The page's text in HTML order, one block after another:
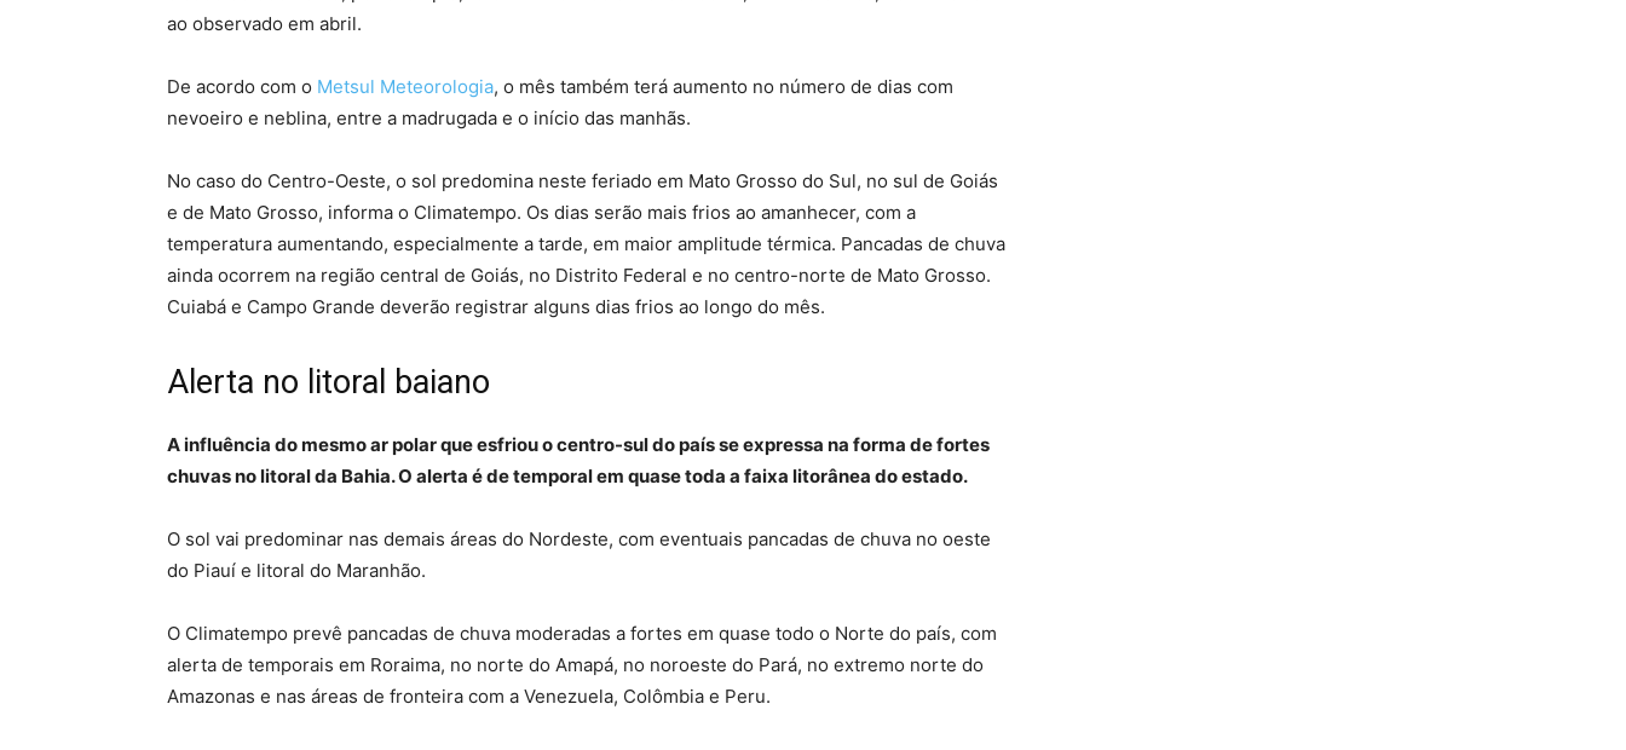
ao observado em abril.
De acordo com o Metsul Meteorologia, o mês também terá aumento no número de dias com
nevoeiro e neblina, entre a madrugada e o início das manhãs.
No caso do Centro-Oeste, o sol predomina neste feriado em Mato Grosso do Sul, no sul de Goiás
e de Mato Grosso, informa o Climatempo. Os dias serão mais frios ao amanhecer, com a
temperatura aumentando, especialmente a tarde, em maior amplitude térmica. Pancadas de chuva
ainda ocorrem na região central de Goiás, no Distrito Federal e no centro-norte de Mato Grosso.
Cuiabá e Campo Grande deverão registrar alguns dias frios ao longo do mês.
Alerta no litoral baiano
A influência do mesmo ar polar que esfriou o centro-sul do país se expressa na forma de fortes
chuvas no litoral da Bahia. O alerta é de temporal em quase toda a faixa litorânea do estado.
O sol vai predominar nas demais áreas do Nordeste, com eventuais pancadas de chuva no oeste
do Piauí e litoral do Maranhão.
O Climatempo prevê pancadas de chuva moderadas a fortes em quase todo o Norte do país, com
alerta de temporais em Roraima, no norte do Amapá, no noroeste do Pará, no extremo norte do
Amazonas e nas áreas de fronteira com a Venezuela, Colômbia e Peru.